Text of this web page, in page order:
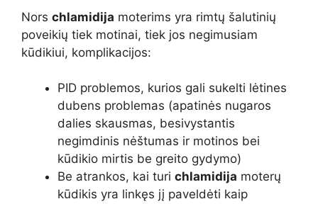
Nors chlamidija moterims yra rimtų šalutinių
poveikių tiek motinai, tiek jos negimusiam
kūdikiui, komplikacijos:
PID problemos, kurios gali sukelti lėtines
dubens problemas (apatinės nugaros
dalies skausmas, besivystantis
negimdinis nėštumas ir motinos bei
kūdikio mirtis be greito gydymo)
Be atrankos, kai turi chlamidija moterų
kūdikis yra linkęs jį paveldėti kaip